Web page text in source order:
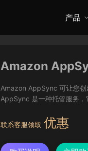
产品
Amazon
Amazon AppSync 可让您创
AppSync 是一种托管服务，
联系客服领取 优惠